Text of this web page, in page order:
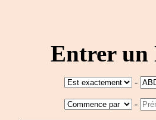
Entrer un
-
-